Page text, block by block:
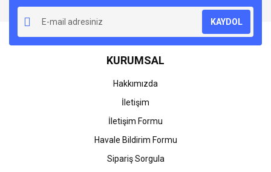
KAYDOL
KURUMSAL
Hakkımızda
İletişim
İletişim Formu
Havale Bildirim Formu
Sipariş Sorgula